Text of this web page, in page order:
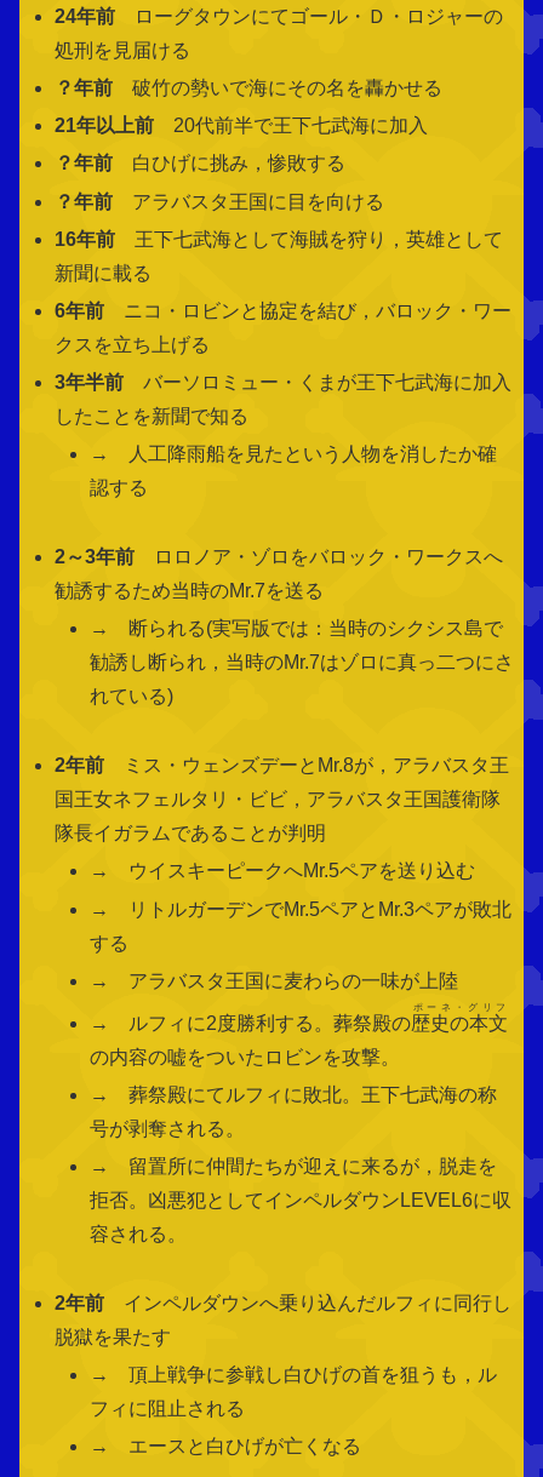
24年前 ローグタウンにてゴール・Ｄ・ロジャーの
処刑を見届ける
？年前 破竹の勢いで海にその名を轟かせる
21年以上前 20代前半で王下七武海に加入
？年前 白ひげに挑み，惨敗する
？年前 アラバスタ王国に目を向ける
16年前 王下七武海として海賊を狩り，英雄として
新聞に載る
6年前 ニコ・ロビンと協定を結び，バロック・ワー
クスを立ち上げる
3年半前 バーソロミュー・くまが王下七武海に加入
したことを新聞で知る
→ 人工降雨船を見たという人物を消したか確
認する
2～3年前 ロロノア・ゾロをバロック・ワークスへ
勧誘するため当時のMr.7を送る
→ 断られる(実写版では：当時のシクシス島で
勧誘し断られ，当時のMr.7はゾロに真っ二つにさ
れている)
2年前 ミス・ウェンズデーとMr.8が，アラバスタ王
国王女ネフェルタリ・ビビ，アラバスタ王国護衛隊
隊長イガラムであることが判明
→ ウイスキーピークへMr.5ペアを送り込む
→ リトルガーデンでMr.5ペアとMr.3ペアが敗北
する
→ アラバスタ王国に麦わらの一味が上陸
→ ルフィに2度勝利する。葬祭殿の歴史の本文
ポーネ・グリフ
の内容の嘘をついたロビンを攻撃。
→ 葬祭殿にてルフィに敗北。王下七武海の称
号が剥奪される。
→ 留置所に仲間たちが迎えに来るが，脱走を
拒否。凶悪犯としてインペルダウンLEVEL6に収
容される。
2年前 インペルダウンへ乗り込んだルフィに同行し
脱獄を果たす
→ 頂上戦争に参戦し白ひげの首を狙うも，ル
フィに阻止される
→ エースと白ひげが亡くなる